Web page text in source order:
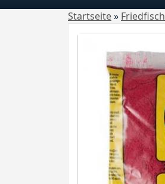
Startseite» Friedfisch